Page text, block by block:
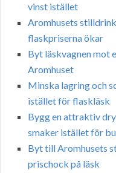
vinst istället
Aromhusets
flaskpriserna ökar
Byt läskvagnen mot
Aromhuset
Minska lagring och
istället för flaskläsk
Bygg en attraktiv
smaker istället för
Byt till Aromhusets
prischock på läsk